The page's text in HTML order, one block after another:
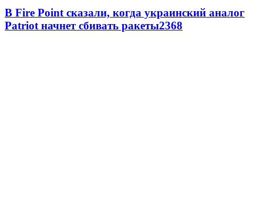
В Fire Point сказали, когда украинский аналог
Patriot начнет сбивать ракеты2368